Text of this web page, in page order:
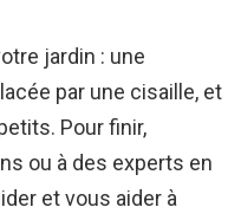
jardin : une
par une cisaille, et
Pour finir,
ou à des experts en
et vous aider à